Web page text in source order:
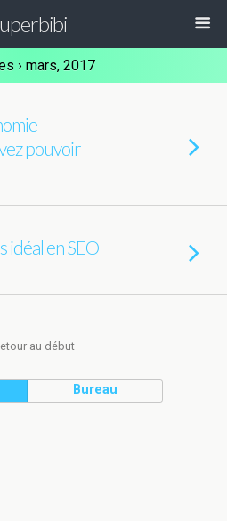
› mars, 2017
pouvoir
idéal en SEO
au début
Bureau